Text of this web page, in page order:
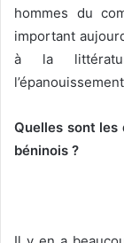
hommes du
important
à la
Quelles sont
béninois ?